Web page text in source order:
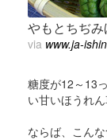
やもとちぢ
via www.ja-
糖度が12～13
い甘いほうれん
ならば、こん